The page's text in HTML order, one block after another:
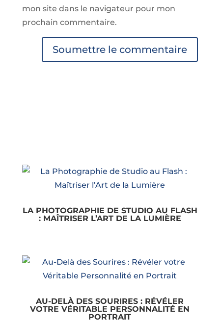
mon site dans le navigateur pour mon
prochain commentaire.
Soumettre le commentaire
LA PHOTOGRAPHIE DE STUDIO AU FLASH
: MAÎTRISER L’ART DE LA LUMIÈRE
AU-DELÀ DES SOURIRES : RÉVÉLER
VOTRE VÉRITABLE PERSONNALITÉ EN
PORTRAIT